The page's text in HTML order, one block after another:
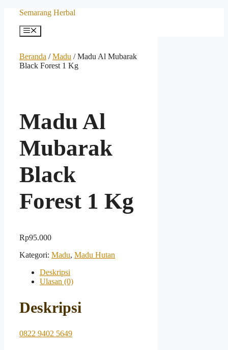
Langsung
Semarang Herbal
Menu
Beranda /Madu / Madu Al Mubarak
Black Forest 1 Kg
Madu Al
Mubarak
Black
Forest 1 Kg
Rp95.000
Kategori: Madu, Madu Hutan
Deskripsi
Ulasan (0)
Deskripsi
0822 9402 5649